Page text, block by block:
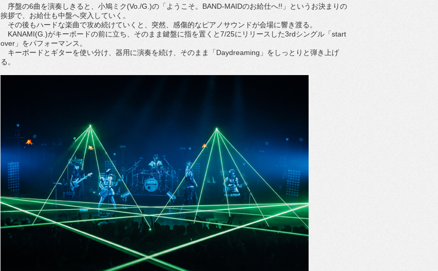
序盤の6曲を演奏しきると、小鳩ミク(Vo./G.)の「ようこそ。BAND-MAIDのお給仕へ!!」というお決まりの
挨拶で、お給仕も中盤へ突入していく。
その後もハードな楽曲で攻め続けていくと、突然、感傷的なピアノサウンドが会場に響き渡る。
KANAMI(G.)がキーボードの前に立ち、そのまま鍵盤に指を置くと7/25にリリースした3rdシングル「start
over」をパフォーマンス。
キーボードとギターを使い分け、器用に演奏を続け、そのまま「Daydreaming」をしっとりと弾き上げ
る。